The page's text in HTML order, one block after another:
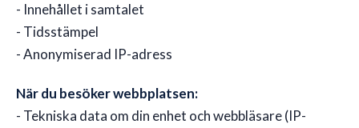
- Innehållet i samtalet
- Tidsstämpel
- Anonymiserad IP-adress
När du besöker webbplatsen:
- Tekniska data om din enhet och webbläsare (IP-